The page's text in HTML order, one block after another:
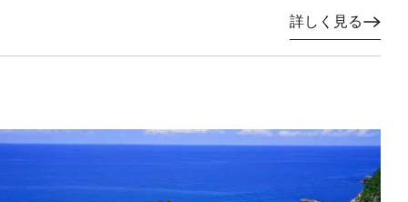
詳しく見る